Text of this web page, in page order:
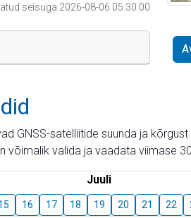
seisuga 2026-08-06 05:30:00
GNSS-satelliitide suunda ja
võimalik valida ja vaadata viimase
Juuli
16 17 18 19 20 21 22